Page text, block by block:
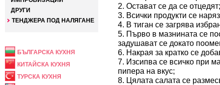
ДРУГИ
ТЕНДЖЕРА ПОД НАЛЯГАНЕ
БЪЛГАРСКА КУХНЯ
КИТАЙСКА КУХНЯ
ТУРСКА КУХНЯ
2. Остават се да се отцедят;
3. Всички продукти се
4. В тиган се загрява
5. Първо в мазнината се
задушават се докато
6. Накрая за кратко се
7. Изсипва се всичко при
пипера на вкус;
8. Цялата салата се